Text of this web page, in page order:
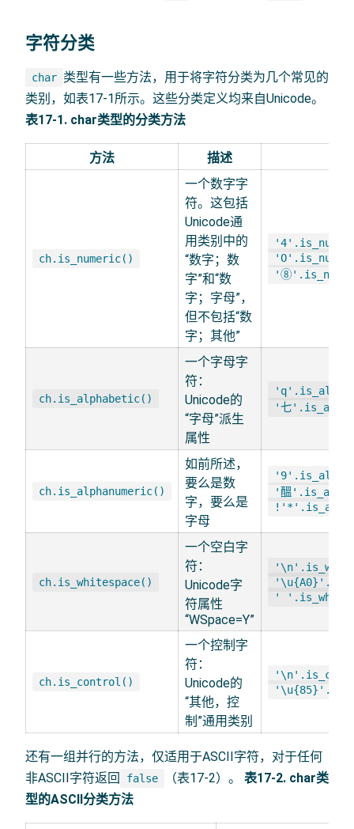
字符分类
char 类型有一些方法，用于将字符分类为几个常见的
类别，如表17-1所示。这些分类定义均来自Unicode。
表17-1. char类型的分类方法
方法 描述
ch.is_numeric()
一个数字字
符。这包括
Unicode通
用类别中的
“数字；数
字”和“数
字；字母”，
但不包括“数
字；其他”
ch.is_alphabetic()
一个字母字
符：
Unicode的
“字母”派生
属性
'七
ch.is_alphanumeric()
如前所述，
要么是数
字，要么是
字母
'醞
ch.is_whitespace()
一个空白字
符：
Unicode字
符属性
“WSpace=Y”
'
ch.is_control()
一个控制字
符：
Unicode的
“其他，控
制”通用类别
还有一组并行的方法，仅适用于ASCII字符，对于任何
非ASCII字符返回
false （表17-2）。 表17-2. char类
型的ASCII分类方法